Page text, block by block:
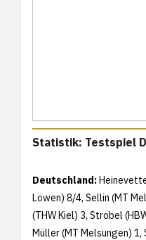
Statistik: Testspiel
Deutschland:
Löwen) 8/4, Sellin (MT
(THW Kiel) 3, Strobel
Müller (MT Melsungen) 1,